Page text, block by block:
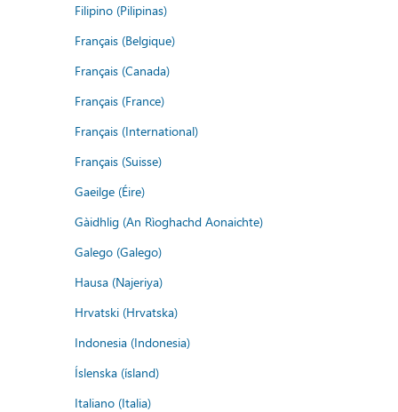
Filipino (Pilipinas)
Français (Belgique)
Français (Canada)
Français (France)
Français (International)
Français (Suisse)
Gaeilge (Éire)
Gàidhlig (An Rìoghachd Aonaichte)
Galego (Galego)
Hausa (Najeriya)
Hrvatski (Hrvatska)
Indonesia (Indonesia)
Íslenska (ísland)
Italiano (Italia)